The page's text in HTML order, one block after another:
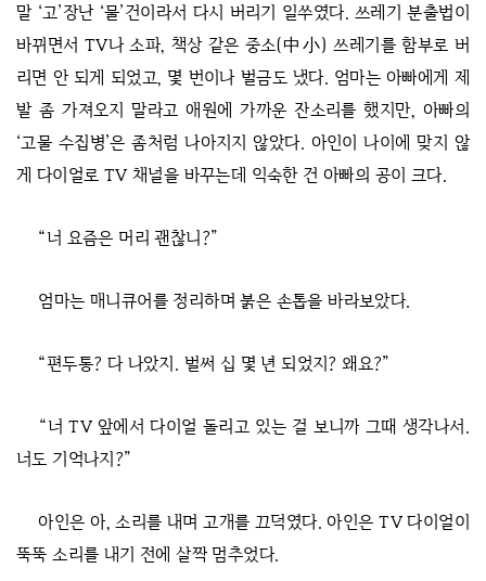
말 ‘고’장난 ‘물’건이라서 다시 버리기 일쑤였다. 쓰레기 분출법이
바뀌면서 TV나 소파, 책상 같은 중소(中小) 쓰레기를 함부로 버
리면 안 되게 되었고, 몇 번이나 벌금도 냈다. 엄마는 아빠에게 제
발 좀 가져오지 말라고 애원에 가까운 잔소리를 했지만, 아빠의
‘고물 수집병’은 좀처럼 나아지지 않았다. 아인이 나이에 맞지 않
게 다이얼로 TV 채널을 바꾸는데 익숙한 건 아빠의 공이 크다.
“너 요즘은 머리 괜찮니?”
엄마는 매니큐어를 정리하며 붉은 손톱을 바라보았다.
“편두통? 다 나았지. 벌써 십 몇 년 되었지? 왜요?”
“너 TV 앞에서 다이얼 돌리고 있는 걸 보니까 그때 생각나서.
너도 기억나지?”
아인은 아, 소리를 내며 고개를 끄덕였다. 아인은 TV 다이얼이
뚝뚝 소리를 내기 전에 살짝 멈추었다.